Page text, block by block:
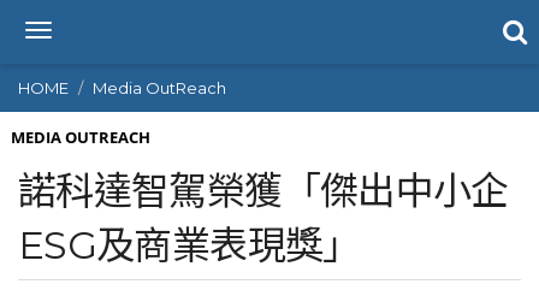
T
g
g
l
n
a
v
i
g
HOME Media OutReach
MEDIA OUTREACH
諾科達智駕榮獲「傑出中小企
ESG及商業表現獎」